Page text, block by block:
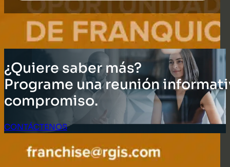
¿Quiere saber más?
Programe una reunión
compromiso.
CONTÁCTENOS
Acceso Clientes